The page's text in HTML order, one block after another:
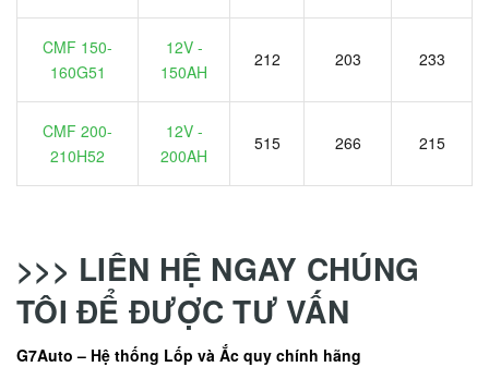
CMF 150-
160G51
12V -
150AH
212 203 233
CMF 200-
210H52
12V -
200AH
515 266 215
>>> LIÊN HỆ NGAY CHÚNG
TÔI ĐỂ ĐƯỢC TƯ VẤN
G7Auto – Hệ thống Lốp và Ắc quy chính hãng